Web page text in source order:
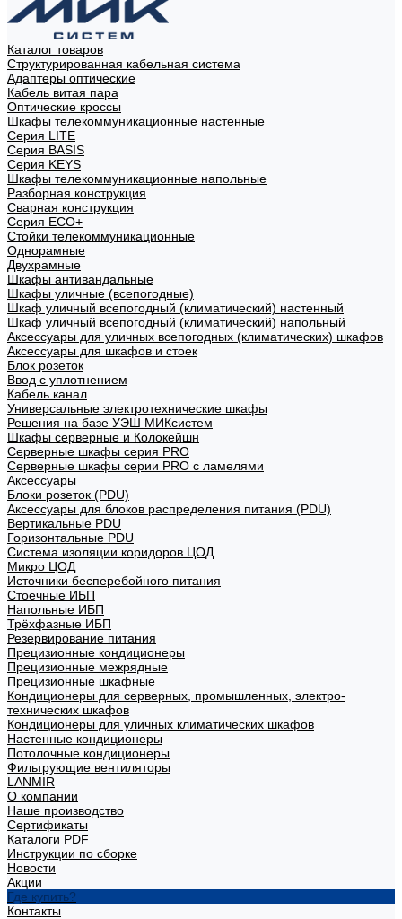
Каталог товаров
Структурированная кабельная система
Адаптеры оптические
Кабель витая пара
Оптические кроссы
Шкафы телекоммуникационные настенные
Cерия LITE
Cерия BASIS
Cерия KEYS
Шкафы телекоммуникационные напольные
Разборная конструкция
Сварная конструкция
Серия ECO+
Стойки телекоммуникационные
Однорамные
Двухрамные
Шкафы антивандальные
Шкафы уличные (всепогодные)
Шкаф уличный всепогодный (климатический) настенный
Шкаф уличный всепогодный (климатический) напольный
Аксессуары для уличных всепогодных (климатических) шкафов
Аксессуары для шкафов и стоек
Блок розеток
Ввод с уплотнением
Кабель канал
Универсальные электротехнические шкафы
Решения на базе УЭШ МИКсистем
Шкафы серверные и Колокейшн
Серверные шкафы серия PRO
Серверные шкафы серии PRO с ламелями
Аксессуары
Блоки розеток (PDU)
Аксессуары для блоков распределения питания (PDU)
Вертикальные PDU
Горизонтальные PDU
Система изоляции коридоров ЦОД
Микро ЦОД
Источники бесперебойного питания
Стоечные ИБП
Напольные ИБП
Трёхфазные ИБП
Резервирование питания
Прецизионные кондиционеры
Прецизионные межрядные
Прецизионные шкафные
Кондиционеры для серверных, промышленных, электро-
технических шкафов
Кондиционеры для уличных климатических шкафов
Настенные кондиционеры
Потолочные кондиционеры
Фильтрующие вентиляторы
LANMIR
О компании
Наше производство
Сертификаты
Каталоги PDF
Инструкции по сборке
Новости
Акции
Где купить?
Контакты